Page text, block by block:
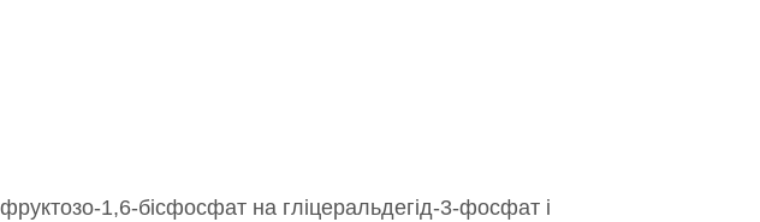
1,6-бісфосфат на гліцеральдегід-3-фосфат і